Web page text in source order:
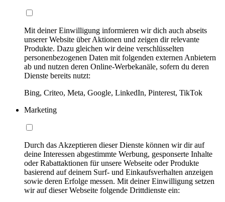
Mit deiner Einwilligung informieren wir dich auch abseits
unserer Website über Aktionen und zeigen dir relevante
Produkte. Dazu gleichen wir deine verschlüsselten
personenbezogenen Daten mit folgenden externen Anbietern
ab und nutzen deren Online-Werbekanäle, sofern du deren
Dienste bereits nutzt:
Bing, Criteo, Meta, Google, LinkedIn, Pinterest, TikTok
Marketing
Durch das Akzeptieren dieser Dienste können wir dir auf
deine Interessen abgestimmte Werbung, gesponserte Inhalte
oder Rabattaktionen für unsere Webseite oder Produkte
basierend auf deinem Surf- und Einkaufsverhalten anzeigen
sowie deren Erfolge messen. Mit deiner Einwilligung setzen
wir auf dieser Webseite folgende Drittdienste ein: